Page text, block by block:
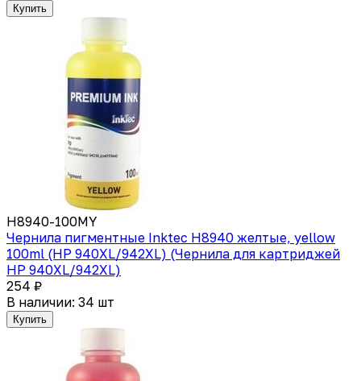
Купить
H8940-100MY
Чернила пигментные Inktec H8940 желтые, yellow
100ml (HP 940XL/942XL) (Чернила для картриджей
HP 940XL/942XL)
254 ₽
В наличии: 34 шт
Купить